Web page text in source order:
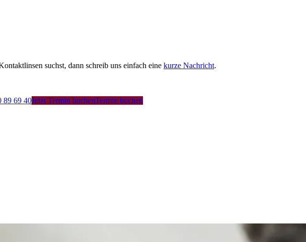
89 69 40Jetzt Termin buchenTermin buchen
suchst, dann schreib uns einfach eine kurze Nachricht.